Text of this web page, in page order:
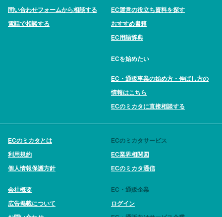
問い合わせフォームから相談する
電話で相談する
EC運営の役立ち資料を探す
おすすめ書籍
EC用語辞典
ECを始めたい
EC・通販事業の始め方・伸ばし方の
情報はこちら
ECのミカタに直接相談する
ECのミカタとは
利用規約
個人情報保護方針
会社概要
広告掲載について
ECのミカタサービス
EC業界相関図
ECのミカタ通信
EC・通販企業
ログイン